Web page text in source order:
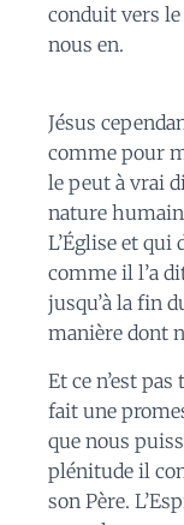
conduit vers
nous en.
Jésus
comme pour
le peut à vrai
nature
L’Église et
comme il l’a
jusqu’à la fin
manière dont
Et ce n’est
fait une
que nous
plénitude il
son Père.